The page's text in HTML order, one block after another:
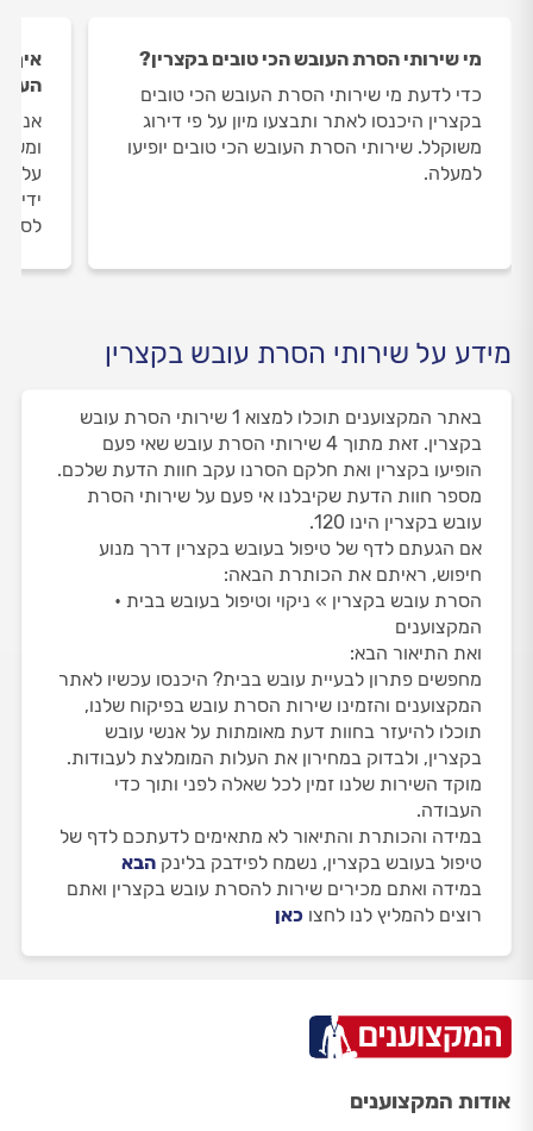
מי שירותי הסרת העובש הכי טובים בקצרין?
כדי לדעת מי שירותי הסרת העובש הכי טובים
בקצרין היכנסו לאתר ותבצעו מיון על פי דירוג
משוקלל. שירותי הסרת העובש הכי טובים יופיעו
למעלה.
איך
על
ידי
מידע על שירותי הסרת עובש בקצרין
באתר המקצוענים תוכלו למצוא 1 שירותי הסרת עובש
בקצרין. זאת מתוך 4 שירותי הסרת עובש שאי פעם
הופיעו בקצרין ואת חלקם הסרנו עקב חוות הדעת שלכם.
מספר חוות הדעת שקיבלנו אי פעם על שירותי הסרת
עובש בקצרין הינו 120.
אם הגעתם לדף של טיפול בעובש בקצרין דרך מנוע
חיפוש, ראיתם את הכותרת הבאה:
הסרת עובש בקצרין » ניקוי וטיפול בעובש בבית •
המקצוענים
ואת התיאור הבא:
מחפשים פתרון לבעיית עובש בבית? היכנסו עכשיו לאתר
המקצוענים והזמינו שירות הסרת עובש בפיקוח שלנו,
תוכלו להיעזר בחוות דעת מאומתות על אנשי עובש
בקצרין, ולבדוק במחירון את העלות המומלצת לעבודות.
מוקד השירות שלנו זמין לכל שאלה לפני ותוך כדי
העבודה.
במידה והכותרת והתיאור לא מתאימים לדעתכם לדף של
טיפול בעובש בקצרין, נשמח לפידבק בלינק הבא
במידה ואתם מכירים שירות להסרת עובש בקצרין ואתם
רוצים להמליץ לנו לחצו כאן
אודות המקצוענים